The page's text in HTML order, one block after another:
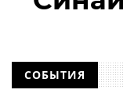
СОБЫТИЯ